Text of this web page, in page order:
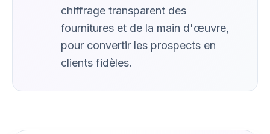
chiffrage transparent des
fournitures et de la main d'œuvre,
pour convertir les prospects en
clients fidèles.